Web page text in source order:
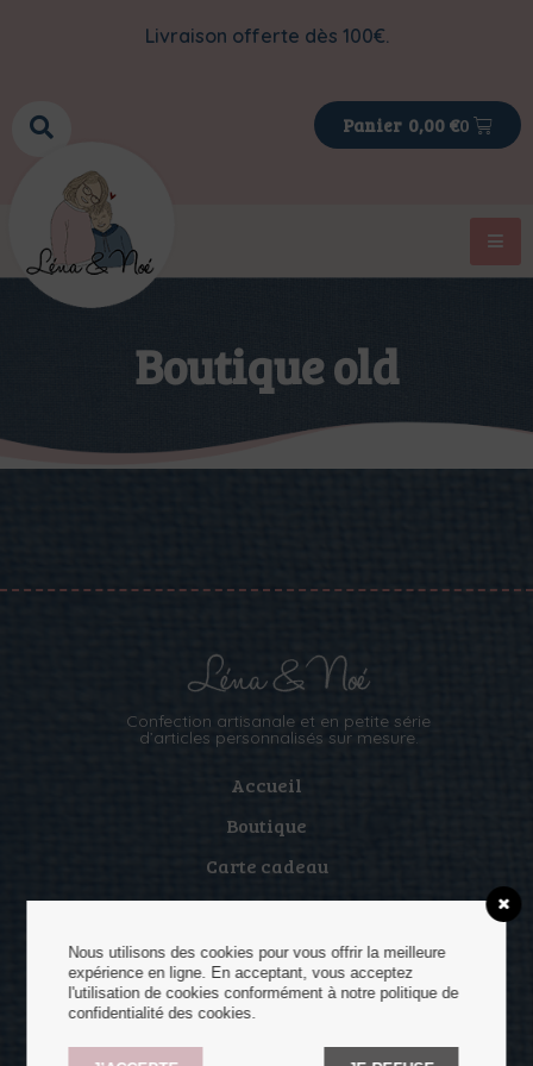
Livraison offerte dès 100€.
0,00 €0
Boutique old
Confection artisanale et en petite série
d’articles personnalisés sur mesure.
Accueil
Boutique
Carte cadeau
Inspirations
La p’tite histoire
Contact
Nous utilisons des cookies pour vous offrir la meilleure
expérience en ligne. En acceptant, vous acceptez
l'utilisation de cookies conformément à notre politique de
confidentialité des cookies.